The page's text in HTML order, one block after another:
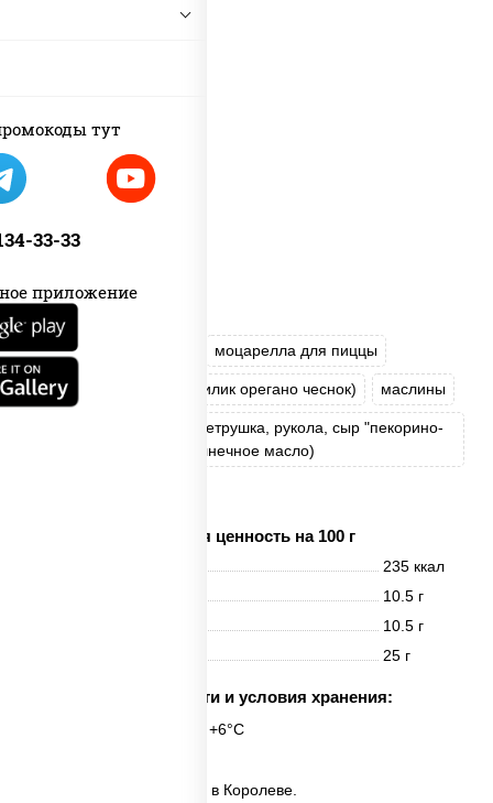
тут
33-33
приложение
лосось слабосоленый моцарелла для пиццы
пицца соус (томаты базилик орегано чеснок) маслины
соус "Песто" (базилик, петрушка, рукола, сыр "пекорино-
романо", кешью, подсолнечное масло)
Пищевая ценность на 100 г
235 ккал
10.5 г
10.5 г
25 г
Срок годности и условия хранения:
24 часа при t° от +2°C до +6°C
✅ Пицца Лосось заказать в Королеве.